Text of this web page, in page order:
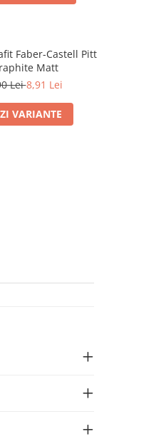
Faber-Castell Pitt
Matt
Lei8,91 Lei
VARIANTE